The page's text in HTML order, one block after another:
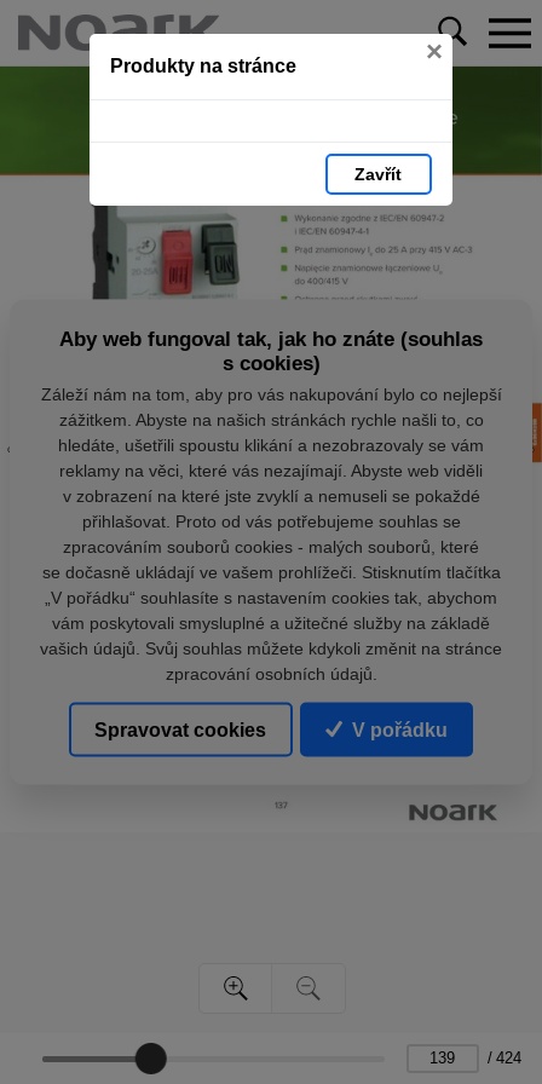
Produkty na stránce ×
Zavřít
/ 424
Aby web fungoval tak, jak ho znáte (souhlas
s cookies)
Záleží nám na tom, aby pro vás nakupování bylo co nejlepší
zážitkem. Abyste na našich stránkách rychle našli to, co
hledáte, ušetřili spoustu klikání a nezobrazovaly se vám
reklamy na věci, které vás nezajímají. Abyste web viděli
v zobrazení na které jste zvyklí a nemuseli se pokaždé
přihlašovat. Proto od vás potřebujeme souhlas se
zpracováním souborů cookies - malých souborů, které
se dočasně ukládají ve vašem prohlížeči. Stisknutím tlačítka
„V pořádku“ souhlasíte s nastavením cookies tak, abychom
vám poskytovali smysluplné a užitečné služby na základě
vašich údajů. Svůj souhlas můžete kdykoli změnit na stránce
zpracování osobních údajů.
Spravovat cookies V pořádku